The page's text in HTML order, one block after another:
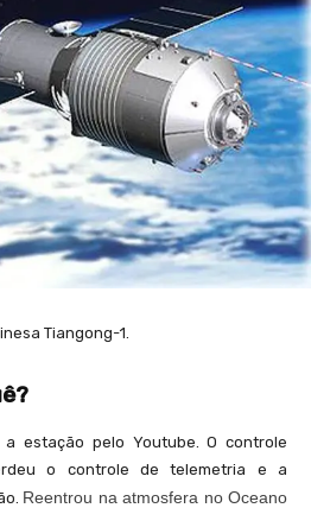
Tiangong-1.
a estação pelo Youtube. O controle
o controle de telemetria e a
Reentrou na atmosfera no Oceano